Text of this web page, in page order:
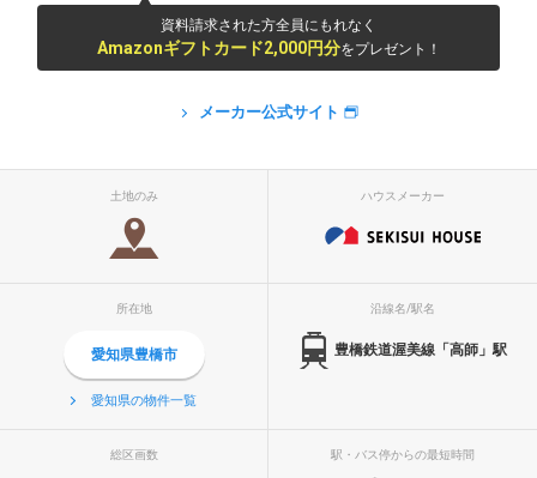
資料請求された方全員にもれなく
Amazonギフトカード2,000円分をプレゼント！
メーカー公式サイト
土地のみ ハウスメーカー
所在地
愛知県豊橋市
愛知県の物件一覧
沿線名/駅名
豊橋鉄道渥美線「高師」駅
総区画数 駅・バス停からの最短時間